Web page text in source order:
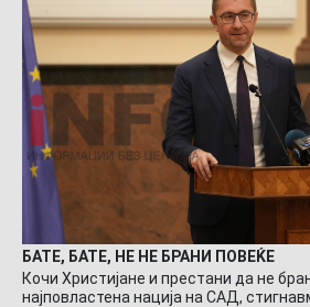
БАТЕ, БАТЕ, НЕ НЕ БРАНИ ПОВЕЌЕ
Кочи Христијане и престани да не
најповластена нација на САД,